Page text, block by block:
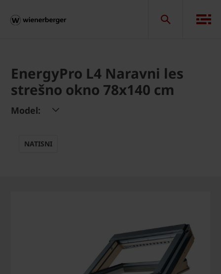
EnergyPro L4 Naravni les
strešno okno 78x140 cm
Model:
NATISNI